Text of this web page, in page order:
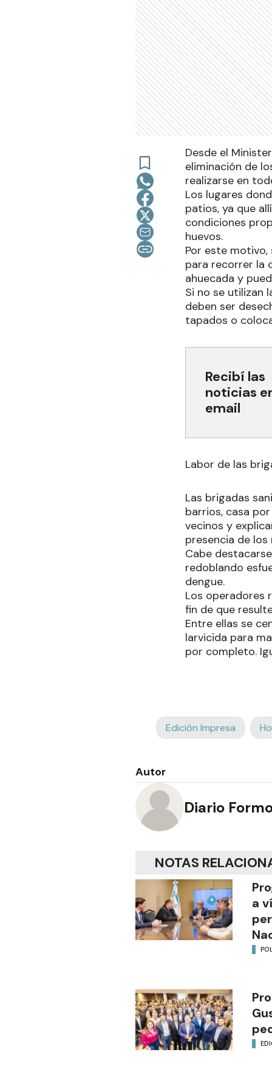
Desde el
eliminación de
realizarse en
Los lugares
patios, ya que
condiciones
huevos.
Por este
para recorrer la
ahuecada y
Si no se utilizan
deben ser
tapados o
Recibí las
noticias
email
Labor de las
Las brigadas
barrios, casa
vecinos y
presencia de
Cabe
redoblando
dengue.
Los operadores
fin de que
Entre ellas se
larvicida para
por completo.
Edición Impresa
Autor
Diario
NOTAS
a